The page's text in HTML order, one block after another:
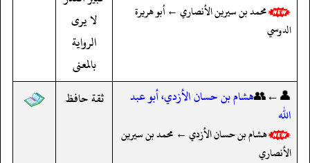
محمد بن سيرين الأنصاري ← أبو هريرة
الدوسي
لا يرى
الرواية
بالمعنى
👤←👥هشام بن حسان الأزدي، أبو عبد
الله
هشام بن حسان الأزدي ← محمد بن سيرين
الأنصاري
ثقة حافظ